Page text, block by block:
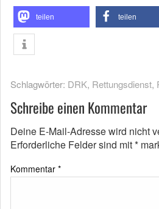
teilen teilen
Schlagwörter: DRK, Rettungsdienst,
Schreibe einen Kommentar
Deine E-Mail-Adresse wird nicht
Erforderliche Felder sind mit*
Kommentar *